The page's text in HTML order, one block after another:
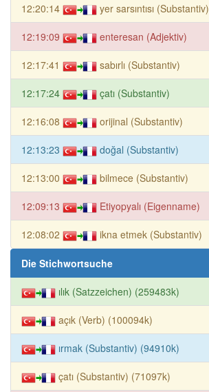
12:20:14 yer sarsıntısı (Substantiv)
12:19:09 enteresan (Adjektiv)
12:17:41 sabırlı (Substantiv)
12:17:24 çatı (Substantiv)
12:16:08 orijinal (Substantiv)
12:13:23 doğal (Substantiv)
12:13:00 bilmece (Substantiv)
12:09:13 Etiyopyalı (Eigenname)
12:08:02 ikna etmek (Substantiv)
Die Stichwortsuche
ılık (Satzzeichen) (259483k)
açık (Verb) (100094k)
ırmak (Substantiv) (94910k)
çatı (Substantiv) (71097k)